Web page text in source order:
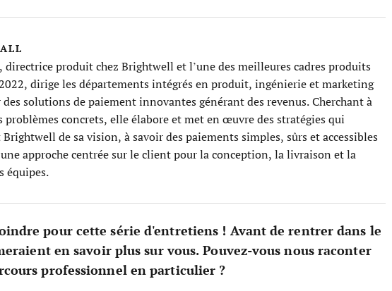
directrice produit chez Brightwell et l’une des meilleures cadres produits
dirige les départements intégrés en produit, ingénierie et marketing
solutions de paiement innovantes générant des revenus. Cherchant à
problèmes concrets, elle élabore et met en œuvre des stratégies qui
de sa vision, à savoir des paiements simples, sûrs et accessibles
approche centrée sur le client pour la conception, la livraison et la
équipes.
pour cette série d'entretiens ! Avant de rentrer dans le
en savoir plus sur vous. Pouvez-vous nous raconter
professionnel en particulier ?